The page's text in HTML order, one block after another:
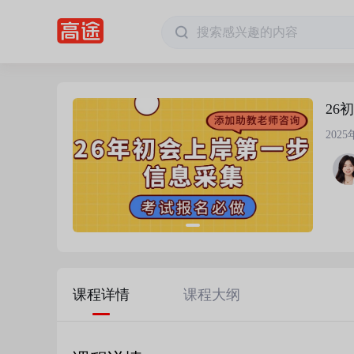
26
2025
课程详情 课程大纲